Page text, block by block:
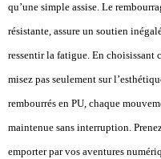
qu’une simple assise. Le
résistante, assure un soutien
ressentir la fatigue. En choisissant
misez pas seulement sur
rembourrés en PU, chaque
maintenue sans interruption.
emporter par vos aventures